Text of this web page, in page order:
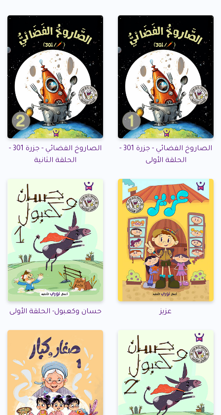
الصاروخ الفضائي - جزرة 301 -
الحلقة الأولى
الصاروخ الفضائي - جزرة 301 -
الحلقة الثانية
عزيز حسان وكعبول- الحلقة الأولى